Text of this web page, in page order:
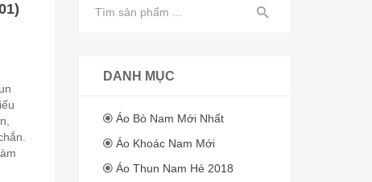
DANH MỤC
Áo Bò Nam Mới Nhất
Áo Khoác Nam Mới
Áo Thun Nam Hè 2018